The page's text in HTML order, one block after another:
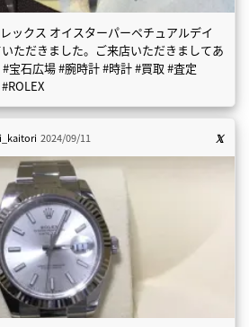
ックス オイスターパーペチュアルデイ
ただきました。ご来店いただきましてあ
宝石広場 #腕時計 #時計 #買取 #査定
2024/09/11